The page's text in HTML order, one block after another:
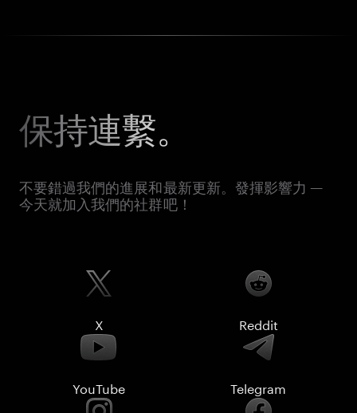
保持連繫。
不要錯過我們的進展和最新更新。發揮影響力 —
今天就加入我們的社群吧！
X Reddit
YouTube Telegram